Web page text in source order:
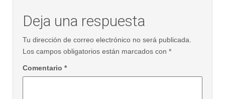
Deja una respuesta
Tu dirección de correo electrónico no será publicada.
Los campos obligatorios están marcados con *
Comentario *